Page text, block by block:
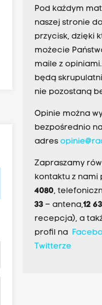
Pod każdym
naszej stronie
przycisk, dzięki
możecie
maile z opiniami.
będą
nie pozostaną
Opinie można
bezpośrednio
adres
Zapraszamy
kontaktu z nami
4080,
33– antena,12
recepcja), a
profil na
Twitterze